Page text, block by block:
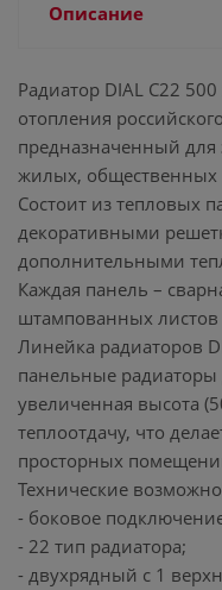
Описание
Радиатор DIAL С22
отопления
предназначенный для
жилых,
Состоит из тепловых
декоративными
дополнительными
Каждая панель –
штампованных листов
Линейка радиаторов
панельные радиаторы
увеличенная высота
теплоотдачу, что
просторных
Технические
- боковое
- 22 тип радиатора;
- двухрядный с 1